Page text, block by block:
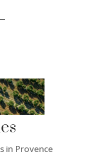
in Provence